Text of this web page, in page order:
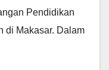
Pendidikan
di Makasar. Dalam